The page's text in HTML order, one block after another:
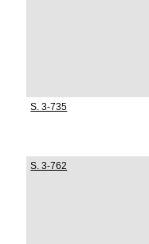
S. 3-735
S. 3-762